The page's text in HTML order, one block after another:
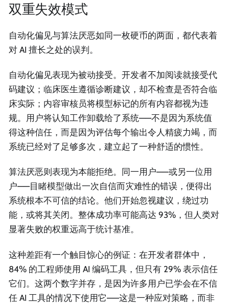
双重失效模式
自动化偏见与算法厌恶如同一枚硬币的两面，都代表着
对 AI 擅长之处的误判。
自动化偏见表现为被动接受。开发者不加阅读就接受代
码建议；临床医生遵循诊断建议，却不检查是否符合临
床实际；内容审核员将模型标记的所有内容都视为违
规。用户将认知工作卸载给了系统——不是因为系统值
得这种信任，而是因为评估每个输出令人精疲力竭，而
系统已经对了足够多次，建立起了一种舒适的惯性。
算法厌恶则表现为本能拒绝。同一用户——或另一位用
户——目睹模型做出一次自信而灾难性的错误，便得出
系统根本不可信的结论。他们开始忽视建议，绕过功
能，或将其关闭。整体成功率可能高达 93%，但人类对
显著失败的权重远高于统计基准。
这种差距有一个触目惊心的例证：在开发者群体中，
84% 的工程师使用 AI 编码工具，但只有 29% 表示信任
它们。这两个数字并存，是因为许多用户已学会在不信
任 AI 工具的情况下使用它——这是一种应对策略，而非